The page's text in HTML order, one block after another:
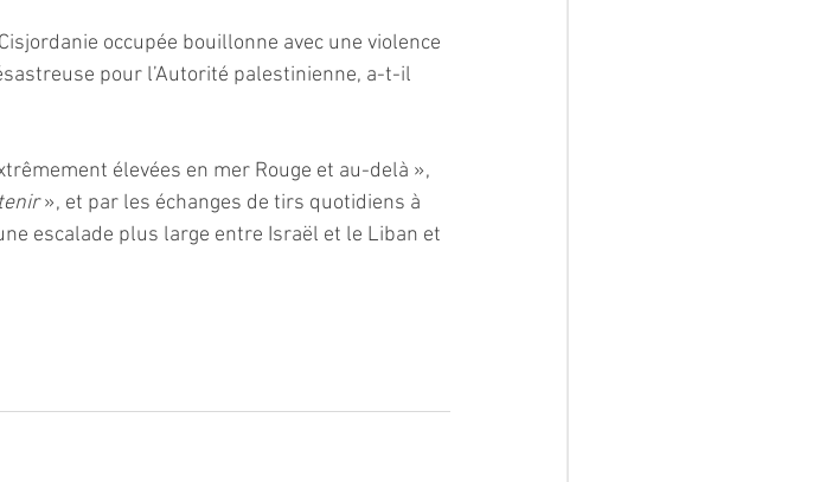
occupée bouillonne avec une violence
pour l’Autorité palestinienne, a-t-il
élevées en mer Rouge et au-delà »,
», et par les échanges de tirs quotidiens à
escalade plus large entre Israël et le Liban et